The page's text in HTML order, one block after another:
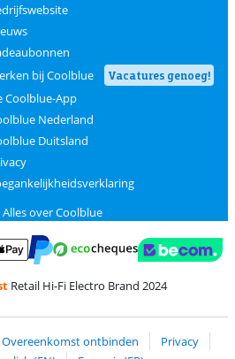
bij Coolblue
Vacatures genoeg!
Coolblue-App
Nederland
Duitsland
Alles over Coolblue
en Visa via ClickToPay
Retail Hi-Fi Electro Brand 2024
Overeenkomst ontbinden
Privacy